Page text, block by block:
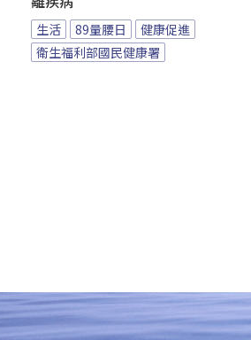
生活 89量腰日
健康促進
衛生福利部國民健康署